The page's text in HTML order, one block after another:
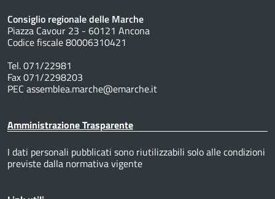
Consiglio regionale delle Marche
Piazza Cavour 23 - 60121 Ancona
Codice fiscale 80006310421
Tel. 071/22981
Fax 071/2298203
PEC assemblea.marche@emarche.it
Amministrazione Trasparente
I dati personali pubblicati sono riutilizzabili solo alle condizioni
previste dalla normativa vigente